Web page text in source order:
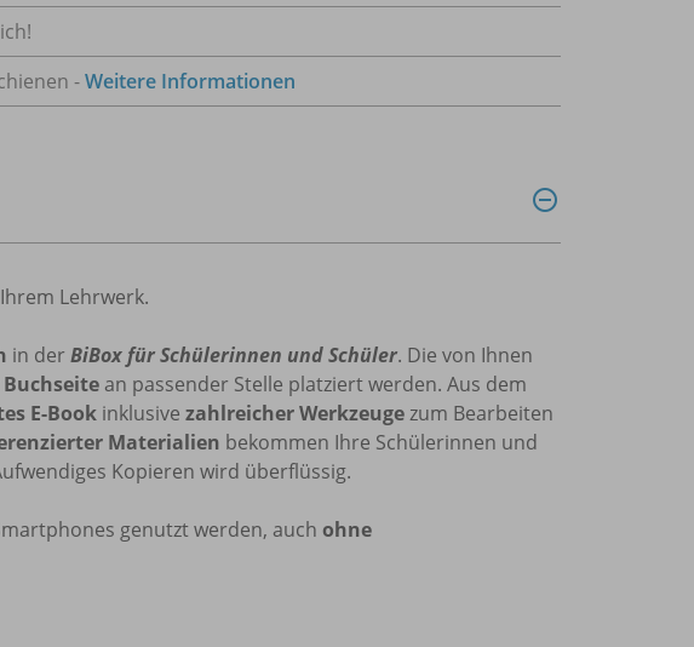
-Weitere Informationen
Lehrwerk.
in der BiBox für Schülerinnen und Schüler. Die von Ihnen
an passender Stelle platziert werden. Aus dem
E-Book inklusive zahlreicher Werkzeugezum Bearbeiten
Materialien bekommen Ihre Schülerinnen und
Kopieren wird überflüssig.
genutzt werden, auch ohne